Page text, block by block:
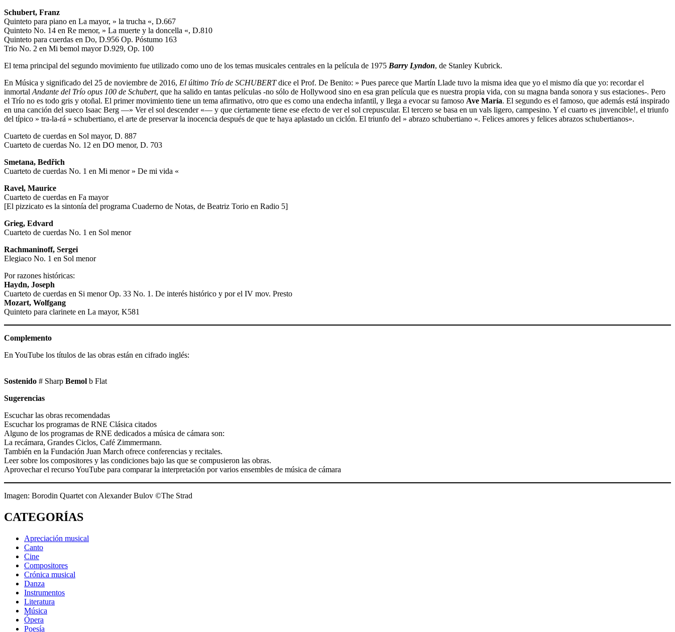
Schubert, Franz
Quinteto para piano en La mayor, » la trucha «, D.667
Quinteto No. 14 en Re menor, » La muerte y la doncella «, D.810
Quinteto para cuerdas en Do, D.956 Op. Póstumo 163
Trio No. 2 en Mi bemol mayor D.929, Op. 100
El tema principal del segundo movimiento fue utilizado como uno de los temas musicales centrales en la película de 1975 Barry Lyndon, de Stanley Kubrick.
En Música y significado del 25 de noviembre de 2016, El último Trío de SCHUBERTdice el Prof. De Benito: » Pues parece que Martín Llade tuvo la misma idea que yo el mismo día que yo: recordar el
inmortal Andante del Trío opus 100 de Schubert, que ha salido en tantas películas -no sólo de Hollywood sino en esa gran película que es nuestra propia vida, con su magna banda sonora y sus estaciones-. Pero
el Trío no es todo gris y otoñal. El primer movimiento tiene un tema afirmativo, otro que es como una endecha infantil, y llega a evocar su famoso Ave María. El segundo es el famoso, que además está inspirado
en una canción del sueco Isaac Berg —» Ver el sol descender «— y que ciertamente tiene ese efecto de ver el sol crepuscular. El tercero se basa en un vals ligero, campesino. Y el cuarto es ¡invencible!, el triunfo
del típico » tra-la-rá » schubertiano, el arte de preservar la inocencia después de que te haya aplastado un ciclón. El triunfo del » abrazo schubertiano «. Felices amores y felices abrazos schubertianos».
Cuarteto de cuerdas en Sol mayor, D. 887
Cuarteto de cuerdas No. 12 en DO menor, D. 703
Smetana, Bedřich
Cuarteto de cuerdas No. 1 en Mi menor » De mi vida «
Ravel, Maurice
Cuarteto de cuerdas en Fa mayor
[El pizzicato es la sintonía del programa Cuaderno de Notas, de Beatriz Torio en Radio 5]
Grieg, Edvard
Cuarteto de cuerdas No. 1 en Sol menor
Rachmaninoff, Sergei
Elegiaco No. 1 en Sol menor
Por razones históricas:
Haydn, Joseph
Cuarteto de cuerdas en Si menor Op. 33 No. 1. De interés histórico y por el IV mov. Presto
Mozart, Wolfgang
Quinteto para clarinete en La mayor, K581
Complemento
En YouTube los títulos de las obras están en cifrado inglés:
Sostenido # Sharp Bemol b Flat
Sugerencias
Escuchar las obras recomendadas
Escuchar los programas de RNE Clásica citados
Alguno de los programas de RNE dedicados a música de cámara son:
La recámara, Grandes Ciclos, Café Zimmermann.
También en la Fundación Juan March ofrece conferencias y recitales.
Leer sobre los compositores y las condiciones bajo las que se compusieron las obras.
Aprovechar el recurso YouTube para comparar la interpretación por varios ensembles de música de cámara
Imagen: Borodin Quartet con Alexander Bulov ©The Strad
CATEGORÍAS
Apreciación musical
Canto
Cine
Compositores
Crónica musical
Danza
Instrumentos
Literatura
Música
Ópera
Poesía